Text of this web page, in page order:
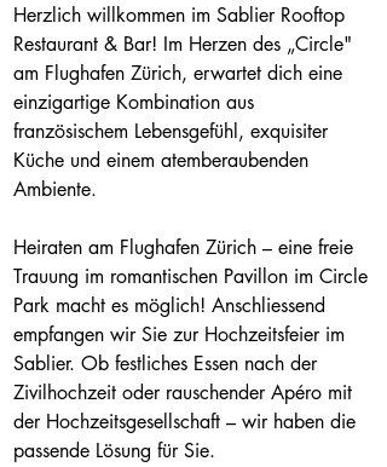
Herzlich willkommen im Sablier Rooftop
Restaurant & Bar! Im Herzen des „Circle"
am Flughafen Zürich, erwartet dich eine
einzigartige Kombination aus
französischem Lebensgefühl, exquisiter
Küche und einem atemberaubenden
Ambiente.
Heiraten am Flughafen Zürich – eine freie
Trauung im romantischen Pavillon im Circle
Park macht es möglich! Anschliessend
empfangen wir Sie zur Hochzeitsfeier im
Sablier. Ob festliches Essen nach der
Zivilhochzeit oder rauschender Apéro mit
der Hochzeitsgesellschaft – wir haben die
passende Lösung für Sie.